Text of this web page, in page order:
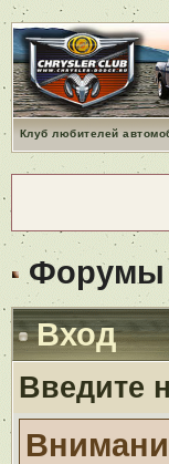
Клуб любителей
Форумы
Вход
Введите